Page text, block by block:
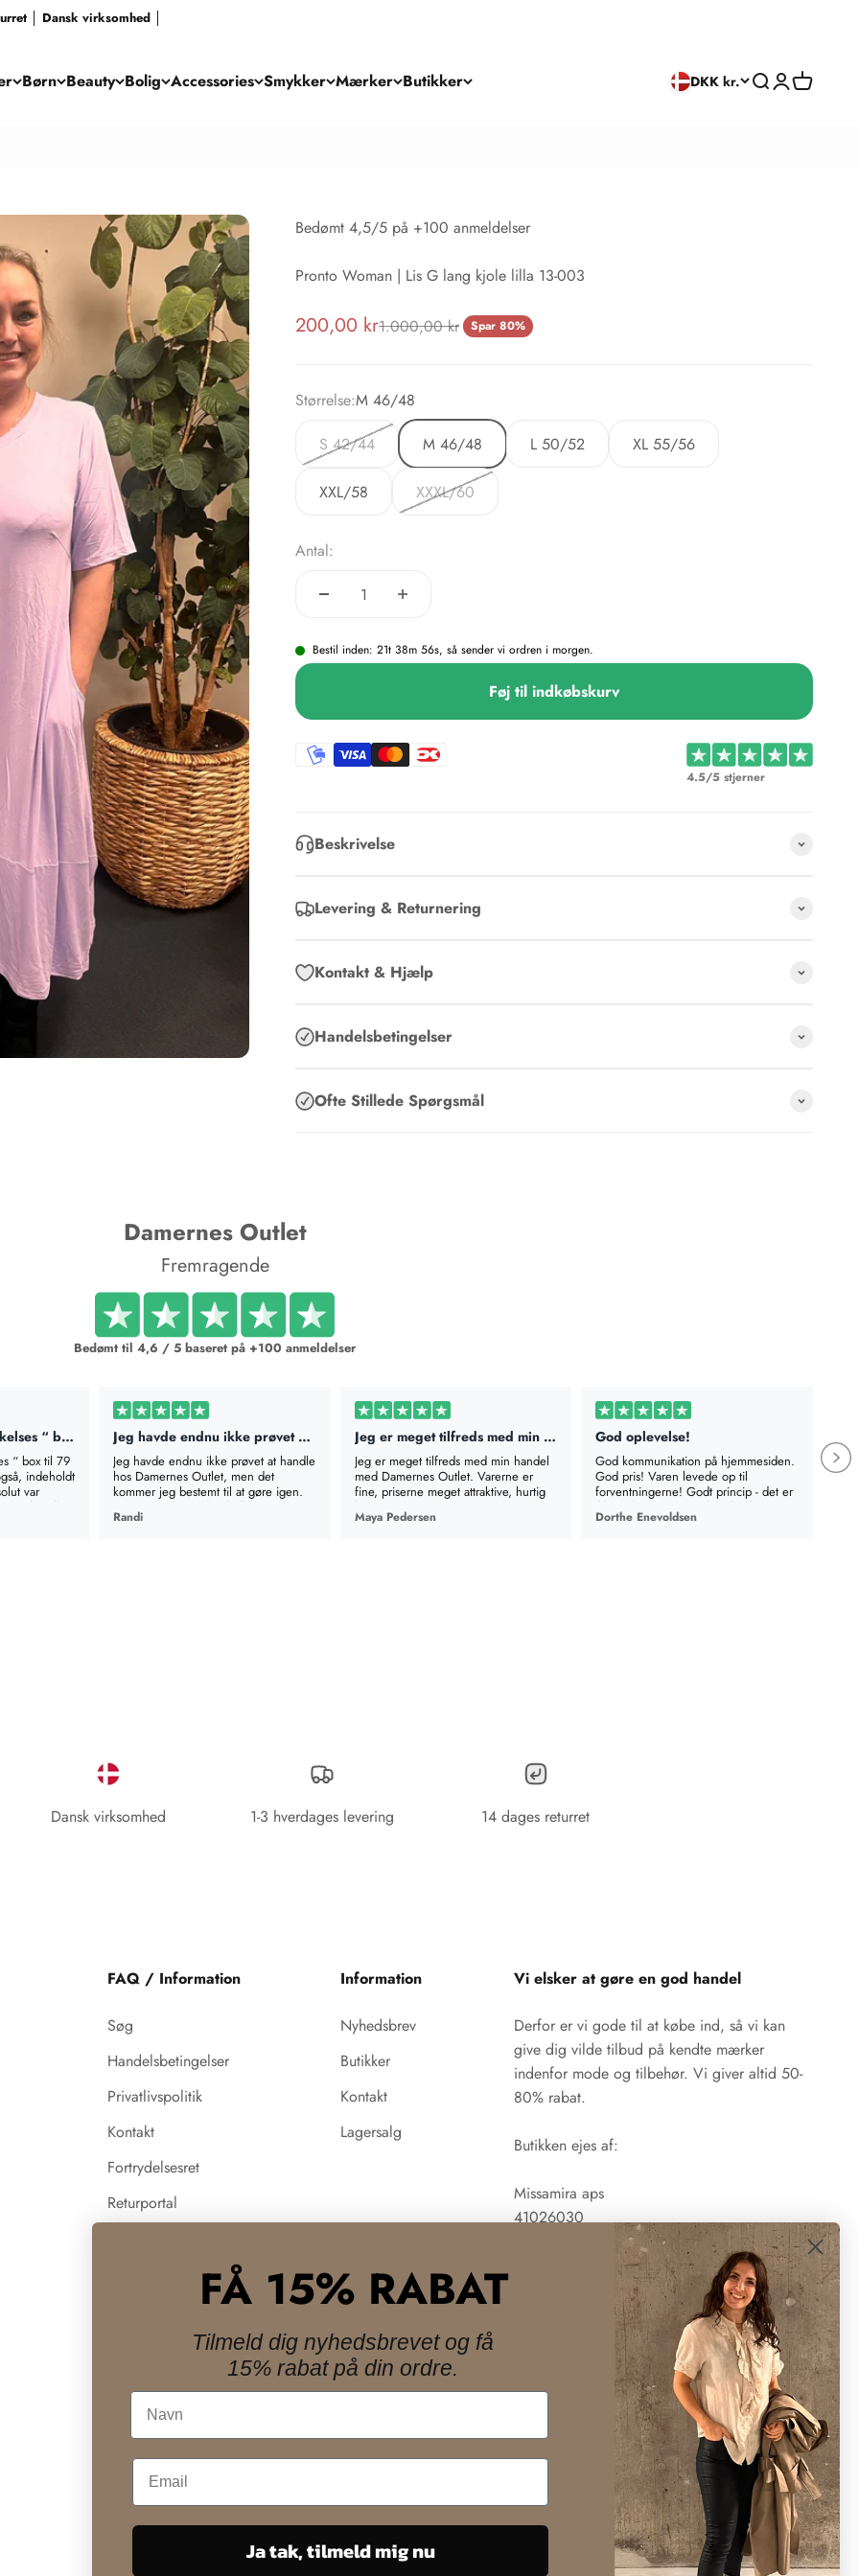
│ Dansk virksomhed │
Børn Beauty Bolig Accessories Smykker Mærker Butikker DKK kr. SøgLog ind
Kurv
Bedømt 4,5/5 på +100 anmeldelser
Pronto Woman | Lis G lang kjole lilla 13-003
Salgspris
200,00 krNormalpris
1.000,00 kr Spar 80%
Størrelse:M 46/48
S 42/44
M 46/48 L 50/52 XL 55/56
XXL/58 XXXL/60
Antal:
Bestil inden: 21t 38m 55s, så sender vi ordren i morgen.
Føj til indkøbskurv
4.5/5 stjerner
Beskrivelse
Levering & Returnering
Kontakt & Hjælp
Handelsbetingelser
Ofte Stillede Spørgsmål
Damernes Outlet
Fremragende
Bedømt til 4,6 / 5 baseret på +100 anmeldelser
Bestilte en “ overraskelses “ box til…
“ box til 79
indeholdt
var
at bestille
Jeg havde endnu ikke prøvet at handle…
Jeg havde endnu ikke prøvet at handle
hos Damernes Outlet, men det
kommer jeg bestemt til at gøre igen.
Det var lige som det skulle være -
varerne passede hver og en og skulle
Randi
Jeg er meget tilfreds med min handel…
Jeg er meget tilfreds med min handel
med Damernes Outlet. Varerne er
fine, priserne meget attraktive, hurtig
levering. TAK!
Maya Pedersen
God oplevelse!
God kommunikation på hjemmesiden.
God pris! Varen levede op til
forventningerne! Godt princip - det er
ikke sidste gang, jeg handler hos jer.
Dorthe Enevoldsen
Dansk virksomhed 1-3 hverdages levering 14 dages returret
FAQ / Information
Søg
Handelsbetingelser
Privatlivspolitik
Kontakt
Fortrydelsesret
Returportal
Influencer samarbejde
Information
Nyhedsbrev
Butikker
Kontakt
Lagersalg
Vi elsker at gøre en god handel
Derfor er vi gode til at købe ind, så vi kan
give dig vilde tilbud på kendte mærker
indenfor mode og tilbehør. Vi giver altid 50-
80% rabat.
Butikken ejes af:
Missamira aps
41026030
Danmark (DKK kr.)
FÅ 15% RABAT
Tilmeld dig nyhedsbrevet og få
15% rabat på din ordre.
Navn
Ja tak, tilmeld mig nu